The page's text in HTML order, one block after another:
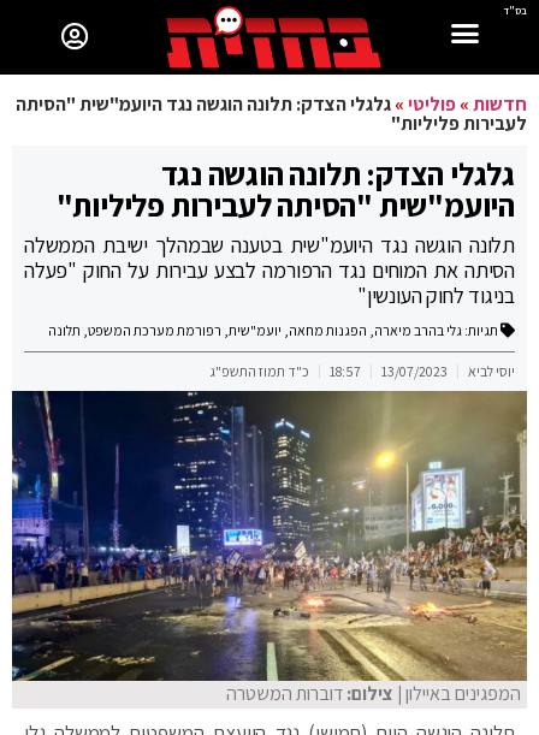
בס"ד
חדשות»פוליטי»גלגלי הצדק: תלונה הוגשה נגד היועמ"שית "הסיתה
לעבירות פליליות"
גלגלי הצדק: תלונה הוגשה נגד
היועמ"שית "הסיתה לעבירות פליליות"
תלונה הוגשה נגד היועמ"שית בטענה שבמהלך ישיבת הממשלה
הסיתה את המוחים נגד הרפורמה לבצע עבירות על החוק "פעלה
בניגוד לחוק העונשין"
תגיות: גלי בהרב מיארה, הפגנות מחאה, יועמ"שית, רפורמת מערכת המשפט, תלונה
יוסי לביא 13/07/2023
18:57 כ"ד תמוז התשפ"ג
המפגינים באיילון| צילום:דוברות המשטרה